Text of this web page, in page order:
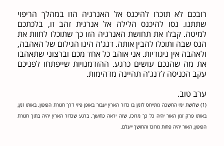
רובכם לא תזכרו להיכנס אל האנרגיה הזו במהלך הריפוי
שתתנו. נסו להיכנס הלילה אל אנרגית זהב זו, בלכתכם
למיטה. קבלו את תחושת האנרגיה הזו כך שתוכלו לחוות את
הנס שבה ותוכלו להבין אותה. דנג'ה הינו הגילום של האהבה,
ולאהבה אין ניגודיות. אני אוהב כל אחד מכם וברצוני שתאהבו
את מה שהנכם עושים כרגע. ההזדמנויות שייפתחו לפניכם
עקב הכניסה לדנג'ה תהיינה מדהימות.
ערב טוב.
(1) שלושת ימי החשכה מתייחס לזמן בו כדור הארץ יעבור באופן פיזי דרך חגורת הפוטון. באותו זמן,
באותו פרק זמן האור יהיה כל כך מרוכז, שזה יראה כחושך. ברגע שכדור הארץ יהיה בתוך חגורת
הפוטון, האור יהיה פחות מרוכז והחושך ייעלם.